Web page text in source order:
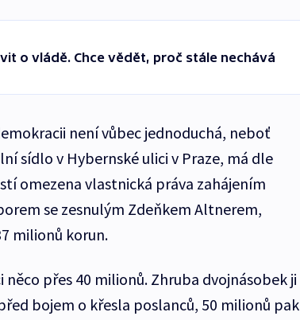
o vládě. Chce vědět, proč stále nechává
není vůbec jednoduchá, neboť
sídlo v Hybernské ulici v Praze, má dle
omezena vlastnická práva zahájením
se zesnulým Zdeňkem Altnerem,
milionů korun.
něco přes 40 milionů. Zhruba dvojnásobek ji
bojem o křesla poslanců, 50 milionů pak